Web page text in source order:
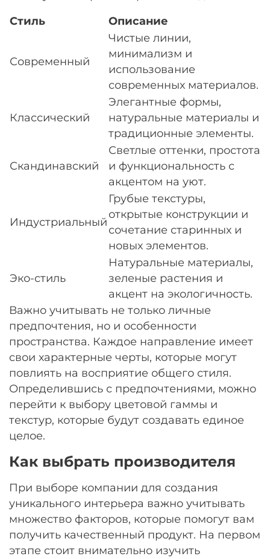
Стиль Описание
Современный
Чистые линии,
минимализм и
использование
современных материалов.
Классический
Элегантные формы,
натуральные материалы и
традиционные элементы.
Скандинавский
Светлые оттенки, простота
и функциональность с
акцентом на уют.
Индустриальный
Грубые текстуры,
открытые конструкции и
сочетание старинных и
новых элементов.
Эко-стиль
Натуральные материалы,
зеленые растения и
акцент на экологичность.
Важно учитывать не только личные
предпочтения, но и особенности
пространства. Каждое направление имеет
свои характерные черты, которые могут
повлиять на восприятие общего стиля.
Определившись с предпочтениями, можно
перейти к выбору цветовой гаммы и
текстур, которые будут создавать единое
целое.
Как выбрать производителя
При выборе компании для создания
уникального интерьера важно учитывать
множество факторов, которые помогут вам
получить качественный продукт. На первом
этапе стоит внимательно изучить